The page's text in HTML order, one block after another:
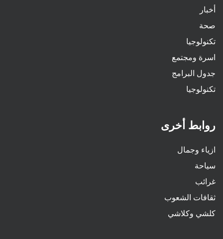
أخبار
صحة
تكنولوجيا
اسرة ومجتمع
جدول البرامج
تكنولوجيا
روابط أخرى
ازياء وجمال
سياحة
غرائب
ثقافات الشعوب
كلشي وكلاشي